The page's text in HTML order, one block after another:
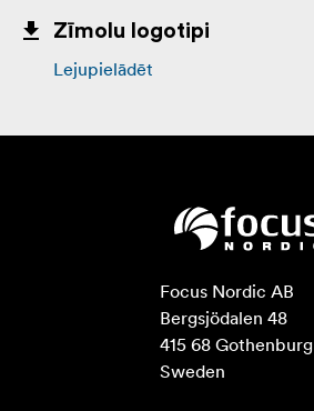
Zīmolu logotipi
Lejupielādēt
Focus Nordic AB
Bergsjödalen 48
415 68 Gothenburg
Sweden